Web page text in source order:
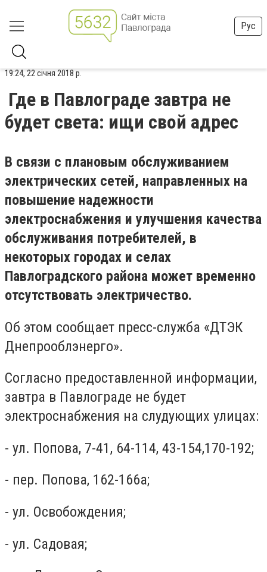
Рус
19:24, 22 січня 2018 р.
Где в Павлограде завтра не
будет света: ищи свой адрес
В связи с плановым обслуживанием
электрических сетей, направленных на
повышение надежности
электроснабжения и улучшения качества
обслуживания потребителей, в
некоторых городах и селах
Павлоградского района может временно
отсутствовать электричество.
Об этом сообщает пресс-служба «ДТЭК
Днепрооблэнерго».
Согласно предоставленной информации,
завтра в Павлограде не будет
электроснабжения на слудующих улицах:
- ул. Попова, 7-41, 64-114, 43-154,170-192;
- пер. Попова, 162-166а;
- ул. Освобождения;
- ул. Садовая;